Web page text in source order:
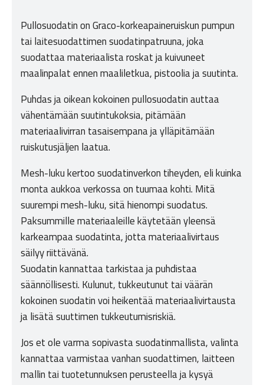
Pullosuodatin on Graco-korkeapaineruiskun pumpun
tai laitesuodattimen suodatinpatruuna, joka
suodattaa materiaalista roskat ja kuivuneet
maalinpalat ennen maaliletkua, pistoolia ja suutinta.
Puhdas ja oikean kokoinen pullosuodatin auttaa
vähentämään suutintukoksia, pitämään
materiaalivirran tasaisempana ja ylläpitämään
ruiskutusjäljen laatua.
Mesh-luku kertoo suodatinverkon tiheyden, eli kuinka
monta aukkoa verkossa on tuumaa kohti. Mitä
suurempi mesh-luku, sitä hienompi suodatus.
Paksummille materiaaleille käytetään yleensä
karkeampaa suodatinta, jotta materiaalivirtaus
säilyy riittävänä.
Suodatin kannattaa tarkistaa ja puhdistaa
säännöllisesti. Kulunut, tukkeutunut tai väärän
kokoinen suodatin voi heikentää materiaalivirtausta
ja lisätä suuttimen tukkeutumisriskiä.
Jos et ole varma sopivasta suodatinmallista, valinta
kannattaa varmistaa vanhan suodattimen, laitteen
mallin tai tuotetunnuksen perusteella ja kysyä